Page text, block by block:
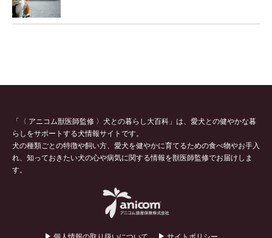
「〈 アニコム獣医師監修 〉犬との暮らし大百科」は、愛犬との健やかな暮
らしをサポートする犬情報サイトです。
犬の種類ごとの特徴や飼い方、愛犬を健やかに育てるための食べ物やお手入
れ、知っておきたい犬の心や病気に関する情報を獣医師監修でお届けしま
す。